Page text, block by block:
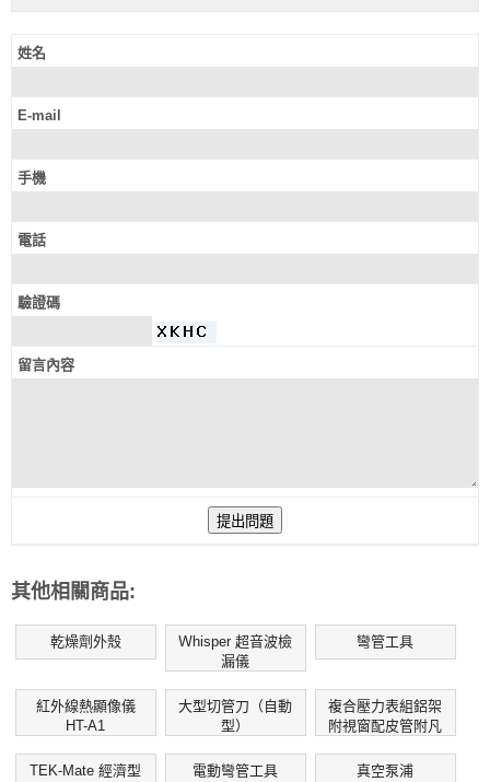
姓名
E-mail
手機
電話
驗證碼
留言內容
其他相關商品:
乾燥劑外殼
Ｗhisper 超音波檢
漏儀
彎管工具
紅外線熱顯像儀
HT-A1
大型切管刀（自動
型）
複合壓力表組鋁架
附視窗配皮管附凡
TEK-Mate 經濟型
電動彎管工具 真空泵浦